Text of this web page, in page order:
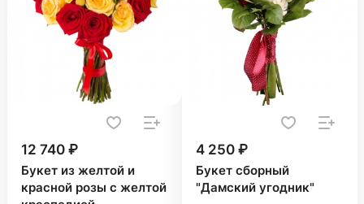
12 740 ₽
Букет из желтой и
красной розы с желтой
4 250 ₽
Букет сборный
"Дамский угодник"